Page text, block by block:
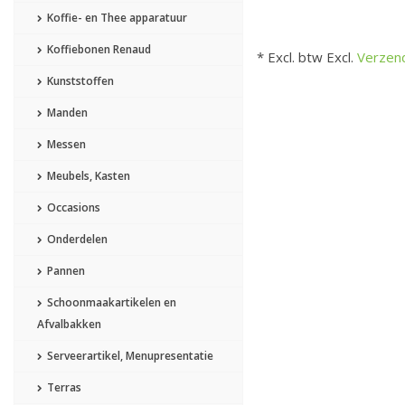
Koffie- en Thee apparatuur
Koffiebonen Renaud
Kunststoffen
Manden
Messen
Meubels, Kasten
Occasions
Onderdelen
Pannen
Schoonmaakartikelen en
Afvalbakken
Serveerartikel, Menupresentatie
Terras
* Excl. btw Excl.